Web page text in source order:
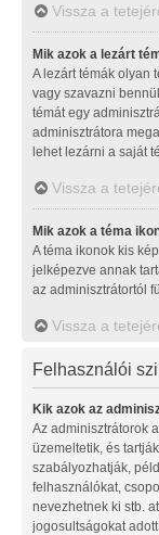
Vissza a
Mik azok a lezárt
A lezárt témák olyan
vagy szavazni
témát egy
adminisztrátora
lehet lezárni a saját
Vissza a
Mik azok a téma
A téma ikonok kis
jelképezve annak
az adminisztrátortól
Vissza a
Felhasználói
Kik azok az
Az adminisztrátorok
üzemeltetik, és
szabályozhatják,
felhasználókat,
nevezhetnek ki stb.
jogosultságokat